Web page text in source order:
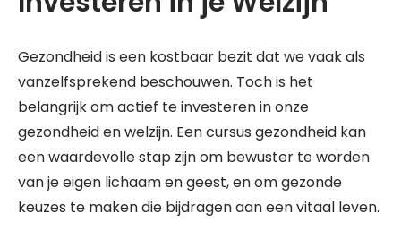
Gezondheid is een kostbaar bezit dat we vaak als
vanzelfsprekend beschouwen. Toch is het
belangrijk om actief te investeren in onze
gezondheid en welzijn. Een cursus gezondheid kan
een waardevolle stap zijn om bewuster te worden
van je eigen lichaam en geest, en om gezonde
keuzes te maken die bijdragen aan een vitaal leven.